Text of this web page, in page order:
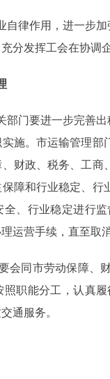
律作用，进一步加
分发挥工会在协调
门要进一步完善出
施。市运输管理
财政、税务、工
障和行业稳定、
、行业稳定进行
运营手续，直至取
同市劳动保障、
职能分工，认真
通服务。